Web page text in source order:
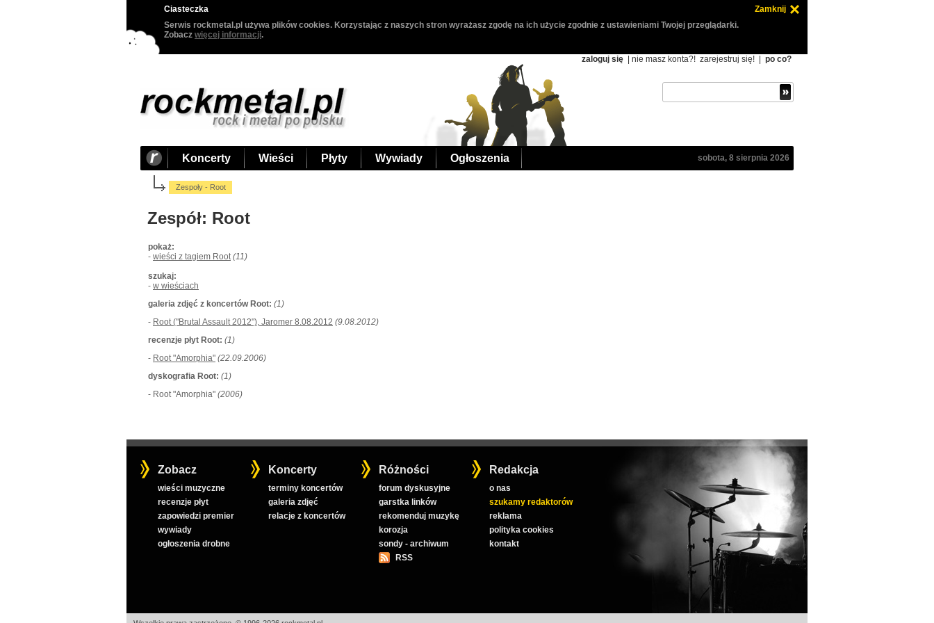
Ciasteczka
Zamknij
Serwis rockmetal.pl używa plików cookies. Korzystając z naszych stron wyrażasz zgodę na ich użycie zgodnie z ustawieniami Twojej przeglądarki.
Zobacz więcej informacji.
zaloguj się | nie masz konta?! zarejestruj się! po co?
Koncerty Wieści Płyty Wywiady Ogłoszenia sobota, 8 sierpnia 2026
Zespoły - Root
Zespół: Root
pokaż:
- wieści z tagiem Root (11)
szukaj:
- w wieściach
galeria zdjęć z koncertów Root: (1)
- Root ("Brutal Assault 2012"), Jaromer 8.08.2012 (9.08.2012)
recenzje płyt Root: (1)
- Root "Amorphia" (22.09.2006)
dyskografia Root: (1)
- Root "Amorphia" (2006)
Zobacz
wieści muzyczne
recenzje płyt
zapowiedzi premier
wywiady
ogłoszenia drobne
Koncerty
terminy koncertów
galeria zdjęć
relacje z koncertów
Różności
forum dyskusyjne
garstka linków
rekomenduj muzykę
korozja
sondy - archiwum
RSS
Redakcja
o nas
szukamy redaktorów
reklama
polityka cookies
kontakt